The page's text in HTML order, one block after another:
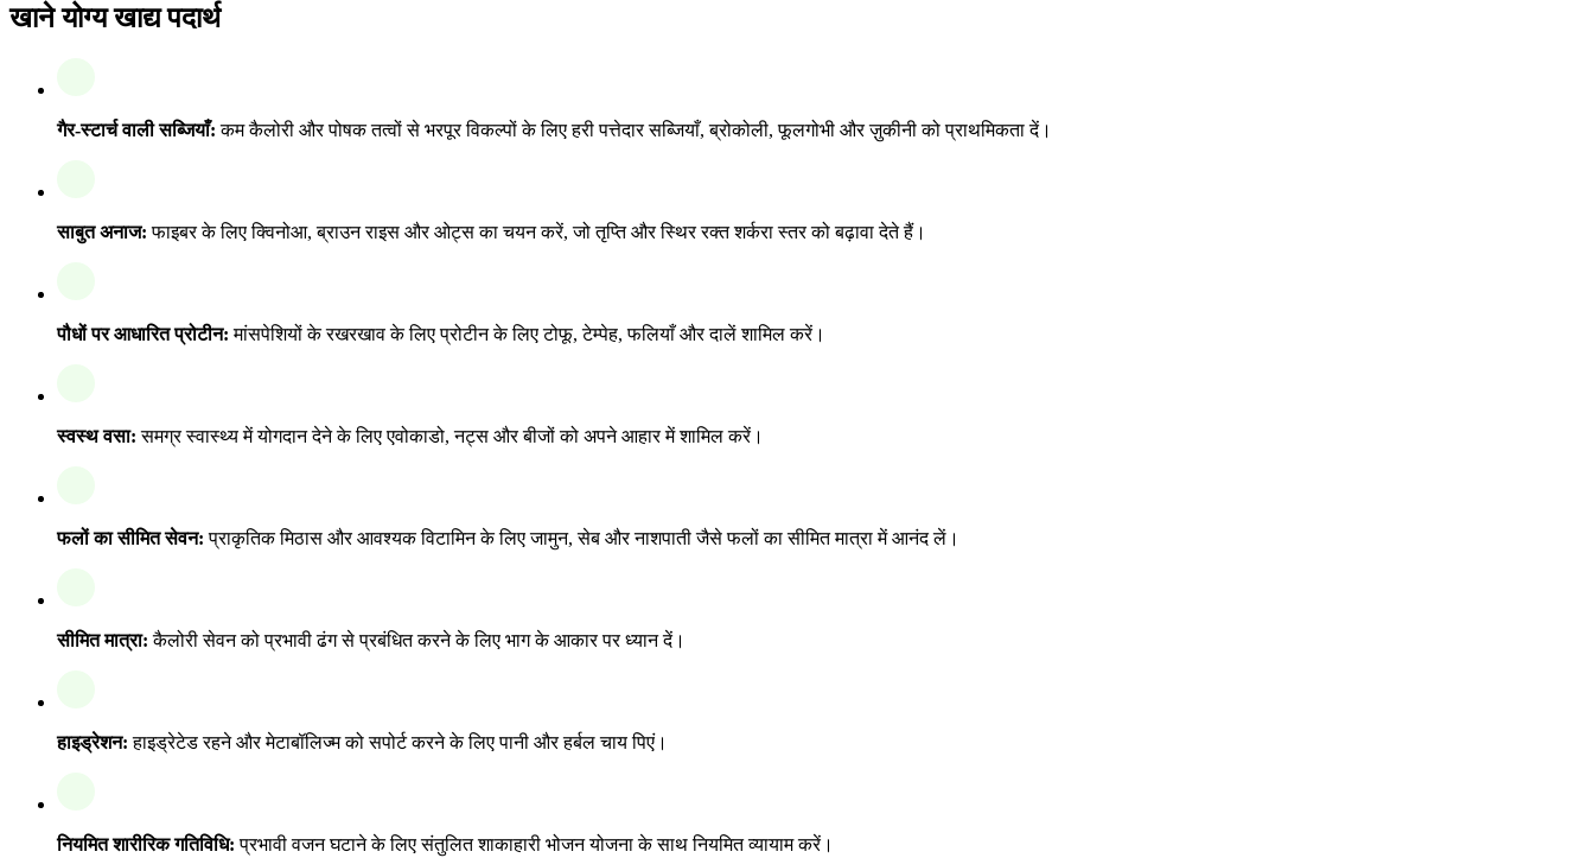
खाने योग्य खाद्य पदार्थ
गैर-स्टार्च वाली सब्जियाँ: कम कैलोरी और पोषक तत्वों से भरपूर विकल्पों के लिए हरी पत्तेदार सब्जियाँ, ब्रोकोली, फूलगोभी और ज़ुकीनी को प्राथमिकता दें।
साबुत अनाज: फाइबर के लिए क्विनोआ, ब्राउन राइस और ओट्स का चयन करें, जो तृप्ति और स्थिर रक्त शर्करा स्तर को बढ़ावा देते हैं।
पौधों पर आधारित प्रोटीन: मांसपेशियों के रखरखाव के लिए प्रोटीन के लिए टोफू, टेम्पेह, फलियाँ और दालें शामिल करें।
स्वस्थ वसा: समग्र स्वास्थ्य में योगदान देने के लिए एवोकाडो, नट्स और बीजों को अपने आहार में शामिल करें।
फलों का सीमित सेवन: प्राकृतिक मिठास और आवश्यक विटामिन के लिए जामुन, सेब और नाशपाती जैसे फलों का सीमित मात्रा में आनंद लें।
सीमित मात्रा: कैलोरी सेवन को प्रभावी ढंग से प्रबंधित करने के लिए भाग के आकार पर ध्यान दें।
हाइड्रेशन: हाइड्रेटेड रहने और मेटाबॉलिज्म को सपोर्ट करने के लिए पानी और हर्बल चाय पिएं।
नियमित शारीरिक गतिविधि: प्रभावी वजन घटाने के लिए संतुलित शाकाहारी भोजन योजना के साथ नियमित व्यायाम करें।